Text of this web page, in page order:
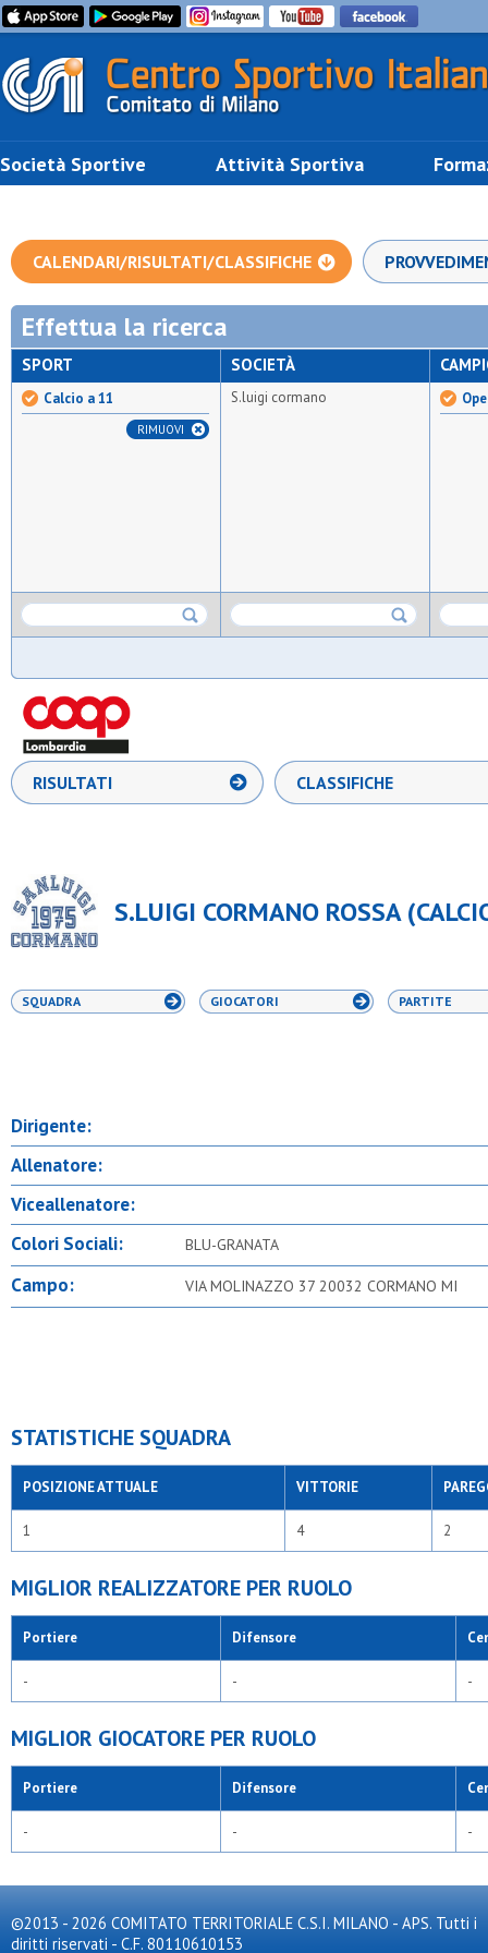
Società Sportive Attività Sportiva
CALENDARI/RISULTATI/CLASSIFICHE
Effettua la ricerca
SPORT
Calcio a 11
RIMUOVI
SOCIETÀ
S.luigi cormano
RISULTATI CLASSIFICHE
S.LUIGI CORMANO ROSSA
SQUADRA GIOCATORI PARTITE
Dirigente:
Allenatore:
Viceallenatore:
Colori Sociali:
BLU-GRANATA
Campo: VIA MOLINAZZO 37 20032 CORMANO MI
STATISTICHE SQUADRA
POSIZIONE ATTUALE VITTORIE
1 4 2
MIGLIOR REALIZZATORE PER RUOLO
Portiere Difensore
- - -
MIGLIOR GIOCATORE PER RUOLO
Portiere Difensore
- - -
©2013 - 2026 COMITATO TERRITORIALE C.S.I. MILANO - APS. Tutti i
diritti riservati - C.F. 80110610153